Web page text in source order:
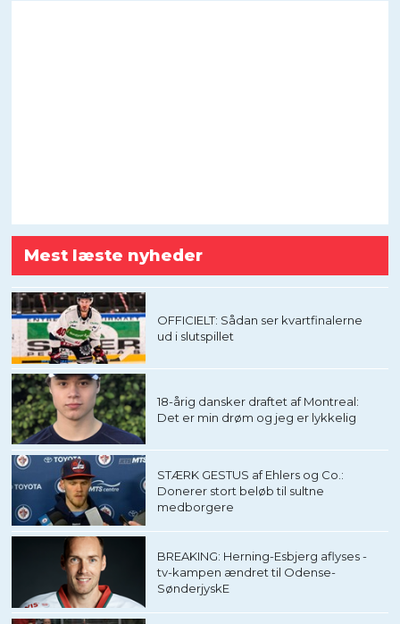
Mest læste nyheder
OFFICIELT: Sådan ser kvartfinalerne
ud i slutspillet
18-årig dansker draftet af Montreal:
Det er min drøm og jeg er lykkelig
STÆRK GESTUS af Ehlers og Co.:
Donerer stort beløb til sultne
medborgere
BREAKING: Herning-Esbjerg aflyses -
tv-kampen ændret til Odense-
SønderjyskE